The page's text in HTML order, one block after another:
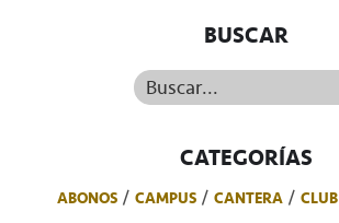
BUSCAR
Buscar...
CATEGORÍAS
ABONOS CAMPUS CANTERA CLUB